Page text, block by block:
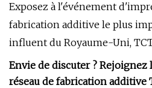
Exposez à l'événement
fabrication additive le plus
influent du Royaume-Uni,
Envie de discuter ?
réseau de fabrication additive